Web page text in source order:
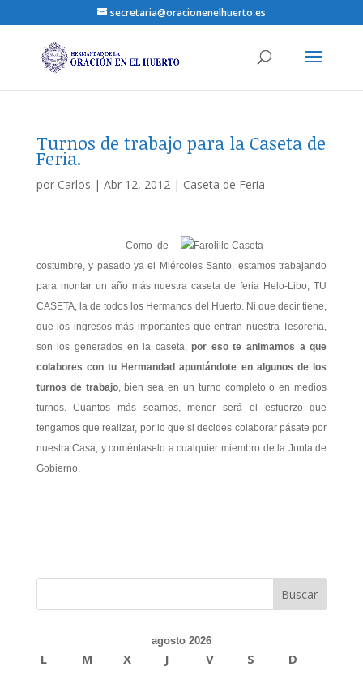
secretaria@oracionenelhuerto.es
Turnos de trabajo para la Caseta de
Feria.
por Carlos | Abr 12, 2012| Caseta de Feria
Como de
costumbre, y pasado ya el Miércoles Santo, estamos trabajando
para montar un año más nuestra caseta de feria Helo-Libo, TU
CASETA, la de todos los Hermanos del Huerto. Ni que decir tiene,
que los ingresos más importantes que entran nuestra Tesorería,
son los generados en la caseta,por eso te animamos a que
colabores con tu Hermandad apuntándote en algunos de los
turnos de trabajo, bien sea en un turno completo o en medios
turnos. Cuantos más seamos, menor será el esfuerzo que
tengamos que realizar, por lo que si decides colaborar pásate por
nuestra Casa, y coméntaselo a cualquier miembro de la Junta de
Gobierno.
agosto 2026
L M X J V S
D